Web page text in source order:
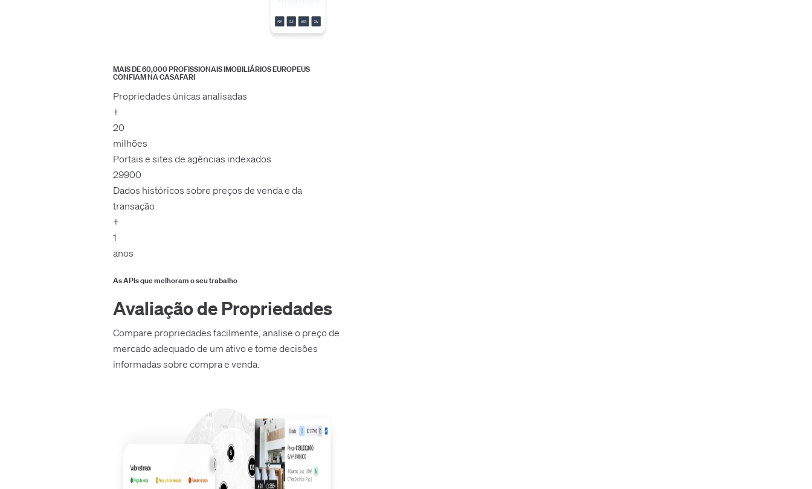
MAIS DE 60,000 PROFISSIONAIS IMOBILIÁRIOS EUROPEUS
CONFIAM NA CASAFARI
Propriedades únicas analisadas
+
20
milhões
Portais e sites de agências indexados
29900
Dados históricos sobre preços de venda e da
transação
+
1
anos
As APIs que melhoram o seu trabalho
Avaliação de Propriedades
Compare propriedades facilmente, analise o preço de
mercado adequado de um ativo e tome decisões
informadas sobre compra e venda.